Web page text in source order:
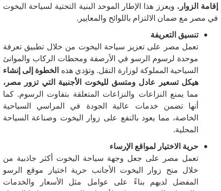
إقامة الزوار. ويعزز هذا الإطار الموحد البنية التحتية لسياحة اليخوت
في مصر مع ضمان الالتزام باللوائح والمعايير.
تنسيق التعريفة
تعمل مصر على تعزيز سياحة اليخوت من خلال تطبيق تعرفة
موحدة لرسوم الرسو في الأرصفة ومحطات الركاب والموانئ
السياحية المملوكة لوزارة النقل. وتؤدي هذه الخطوة إلى إنشاء
هيكل تسعير عادل ومتسق لليخوت الأجنبية التي تزور مصر،
مما يمنع النزاعات والنزاعات المتعلقة بتفاوت الرسوم.كما
أنها تضمن خدمات عالية الجودة في المراسي السياحية
الخاصة، مما يعود بالنفع على زوار اليخوت وصناعة السياحة
المحلية.
حرية الاختيار لمواقع الإرساء
تعمل مصر على جعل وجهة سياحة اليخوت أكثر جاذبية من
خلال منح زوار اليخوت الأجانب حرية اختيار موقع الرسو
المفضل لديهم بناءً على عوامل مثل الأسعار والخدمات